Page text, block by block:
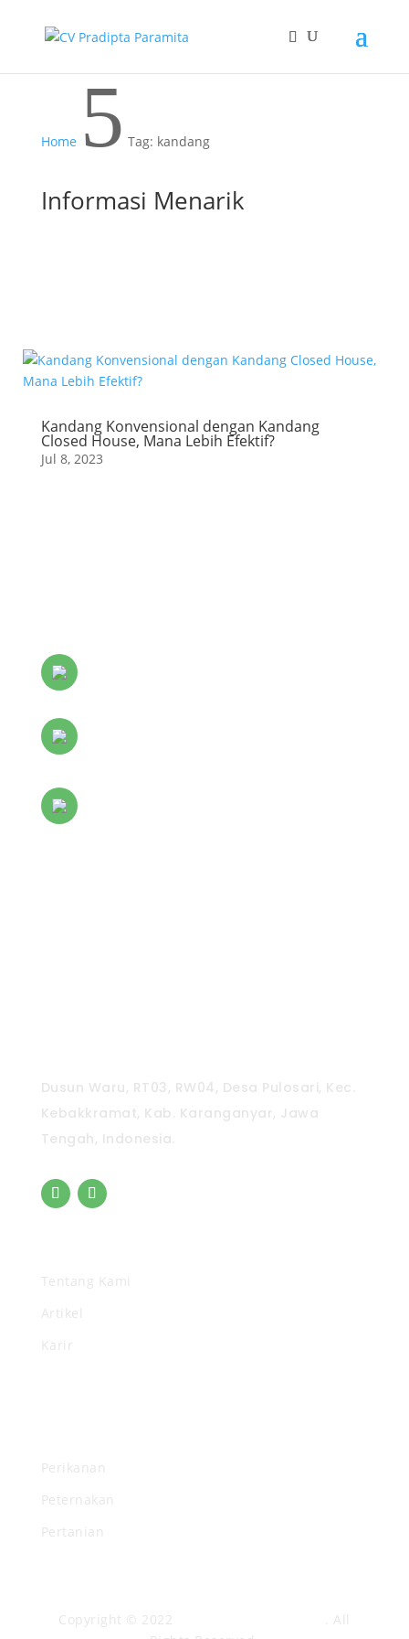
Home 5 Tag: kandang
Informasi Menarik
Kandang Konvensional dengan Kandang
Closed House, Mana Lebih Efektif?
Jul 8, 2023
Dusun Waru, RT03, RW04, Desa Pulosari, Kec.
Kebakkramat, Kab. Karanganyar, Jawa
Tengah, Indonesia.
Tentang Kami
Artikel
Karir
Perikanan
Peternakan
Pertanian
Copyright © 2022
. All